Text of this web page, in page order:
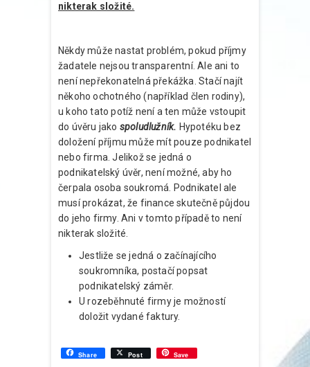
nikterak složité.
Někdy může nastat problém, pokud příjmy
žadatele nejsou transparentní. Ale ani to
není nepřekonatelná překážka. Stačí najít
někoho ochotného (například člen rodiny),
u koho tato potíž není a ten může vstoupit
do úvěru jako spoludlužník. Hypotéku bez
doložení příjmu může mít pouze podnikatel
nebo firma. Jelikož se jedná o
podnikatelský úvěr, není možné, aby ho
čerpala osoba soukromá. Podnikatel ale
musí prokázat, že finance skutečně půjdou
do jeho firmy. Ani v tomto případě to není
nikterak složité.
Jestliže se jedná o začínajícího
soukromníka, postačí popsat
podnikatelský záměr.
U rozeběhnuté firmy je možností
doložit vydané faktury.
Share Post Save